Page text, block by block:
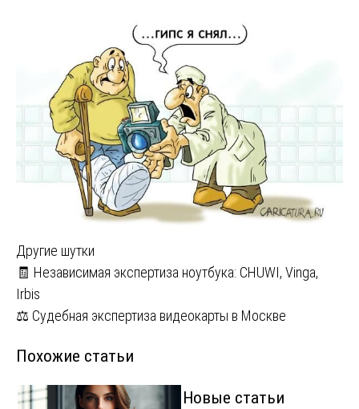
Другие шутки
Навигация
по
🧾 Независимая экспертиза ноутбука: CHUWI, Vinga,
Irbis
⚖️ Судебная экспертиза видеокарты в Москве
Похожие статьи
Новые статьи